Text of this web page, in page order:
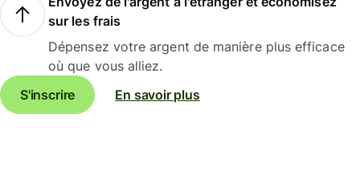
sur les frais
Dépensez votre argent de manière plus efficace
où que vous alliez.
S'inscrire
En savoir plus